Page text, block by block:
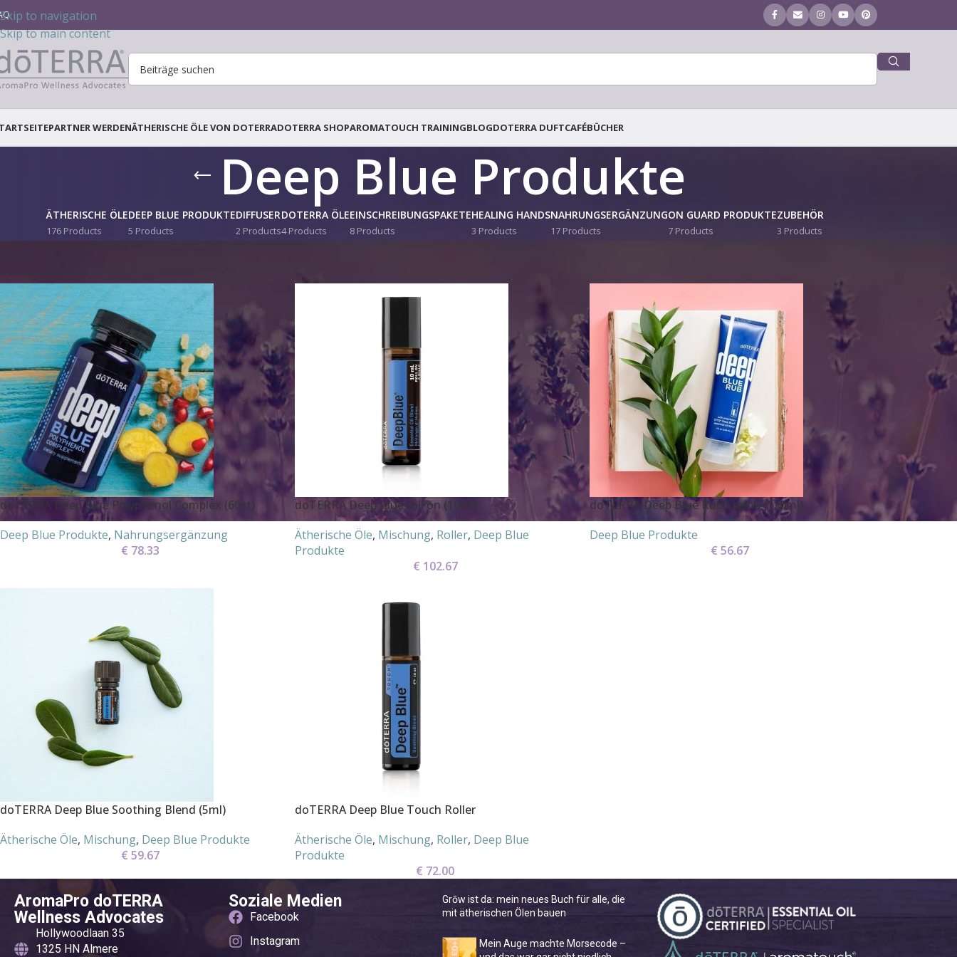
Skip to navigation
Skip to main content
PARTNER WERDENÄTHERISCHE ÖLE VON DOTERRADOTERRA SHOPAROMATOUCH TRAININGBLOGDOTERRA DUFTCAFÉBÜCHER
Deep Blue Produkte
ÄTHERISCHE ÖLE
176 Products
DEEP BLUE PRODUKTE
5 Products
DIFFUSER
2 Products
DOTERRA ÖLE
4 Products
EINSCHREIBUNGSPAKETE
8 Products
HEALING HANDS
3 Products
NAHRUNGSERGÄNZUNG
17 Products
ON GUARD PRODUKTE
7 Products
ZUBEHÖR
3 Products
doTERRA Deep Blue Polyphenol Complex (60st)
Deep Blue Produkte, Nahrungsergänzung
€ 78.33
doTERRA Deep Blue roll on (10ml)
Ätherische Öle, Mischung, Roller, Deep Blue
Produkte
€ 102.67
doTERRA Deep Blue Rub Creme (120ml)
Deep Blue Produkte
€ 56.67
doTERRA Deep Blue Soothing Blend (5ml)
Ätherische Öle, Mischung, Deep Blue Produkte
€ 59.67
doTERRA Deep Blue Touch Roller
Ätherische Öle, Mischung, Roller, Deep Blue
Produkte
€ 72.00
AromaPro doTERRA
Wellness Advocates
Hollywoodlaan 35
1325 HN Almere
Soziale Medien
Facebook
Instagram
Grōw ist da: mein neues Buch für alle, die
mit ätherischen Ölen bauen
Mein Auge machte Morsecode –